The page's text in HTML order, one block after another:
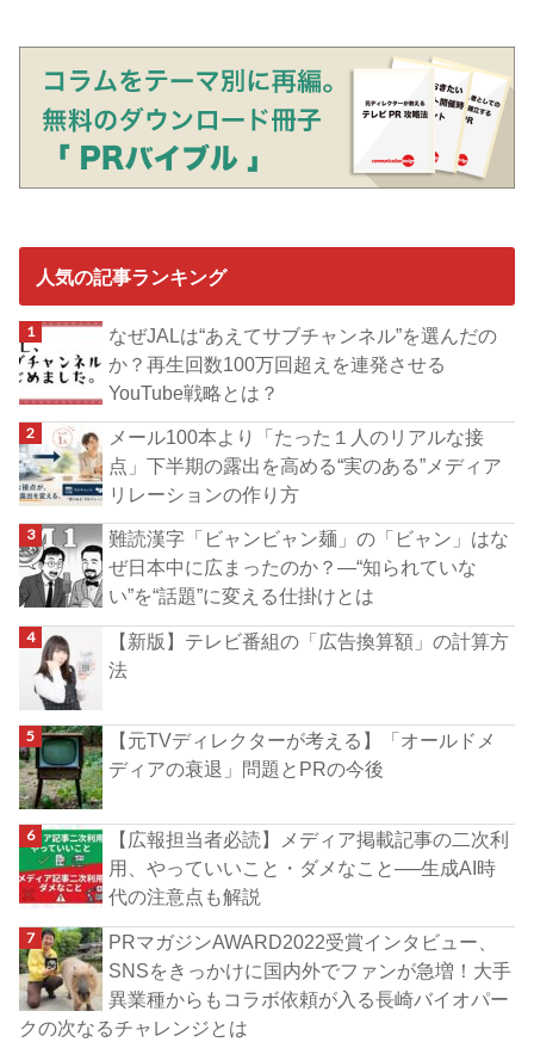
人気の記事ランキング
なぜJALは“あえてサブチャンネル”を選んだの
か？再生回数100万回超えを連発させる
YouTube戦略とは？
メール100本より「たった１人のリアルな接
点」下半期の露出を高める“実のある”メディア
リレーションの作り方
難読漢字「ビャンビャン麺」の「ビャン」はな
ぜ日本中に広まったのか？―“知られていな
い”を“話題”に変える仕掛けとは
【新版】テレビ番組の「広告換算額」の計算方
法
【元TVディレクターが考える】「オールドメ
ディアの衰退」問題とPRの今後
【広報担当者必読】メディア掲載記事の二次利
用、やっていいこと・ダメなこと──生成AI時
代の注意点も解説
PRマガジンAWARD2022受賞インタビュー、
SNSをきっかけに国内外でファンが急増！大手
異業種からもコラボ依頼が入る長崎バイオパー
クの次なるチャレンジとは